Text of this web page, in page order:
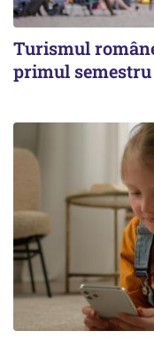
Turismul
primul